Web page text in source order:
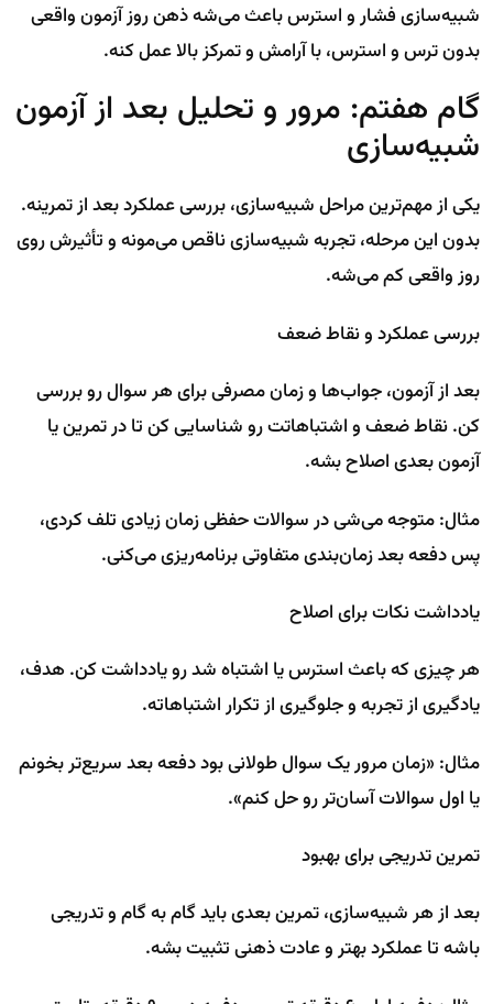
شبیه‌سازی فشار و استرس باعث می‌شه ذهن روز آزمون واقعی
بدون ترس و استرس، با آرامش و تمرکز بالا عمل کنه.
گام هفتم: مرور و تحلیل بعد از آزمون
شبیه‌سازی
یکی از مهم‌ترین مراحل شبیه‌سازی، بررسی عملکرد بعد از تمرینه.
بدون این مرحله، تجربه شبیه‌سازی ناقص می‌مونه و تأثیرش روی
روز واقعی کم می‌شه.
بررسی عملکرد و نقاط ضعف
بعد از آزمون، جواب‌ها و زمان مصرفی برای هر سوال رو بررسی
کن. نقاط ضعف و اشتباهاتت رو شناسایی کن تا در تمرین یا
آزمون بعدی اصلاح بشه.
مثال: متوجه می‌شی در سوالات حفظی زمان زیادی تلف کردی،
پس دفعه بعد زمان‌بندی متفاوتی برنامه‌ریزی می‌کنی.
یادداشت نکات برای اصلاح
هر چیزی که باعث استرس یا اشتباه شد رو یادداشت کن. هدف،
یادگیری از تجربه و جلوگیری از تکرار اشتباهاته.
مثال: «زمان مرور یک سوال طولانی بود دفعه بعد سریع‌تر بخونم
یا اول سوالات آسان‌تر رو حل کنم».
تمرین تدریجی برای بهبود
بعد از هر شبیه‌سازی، تمرین بعدی باید گام به گام و تدریجی
باشه تا عملکرد بهتر و عادت ذهنی تثبیت بشه.